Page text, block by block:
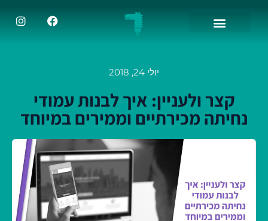
יולי 24, 2018
קצר ולעניין: איך לבנות עמודי
נחיתה מכירתיים וממירים במיוחד